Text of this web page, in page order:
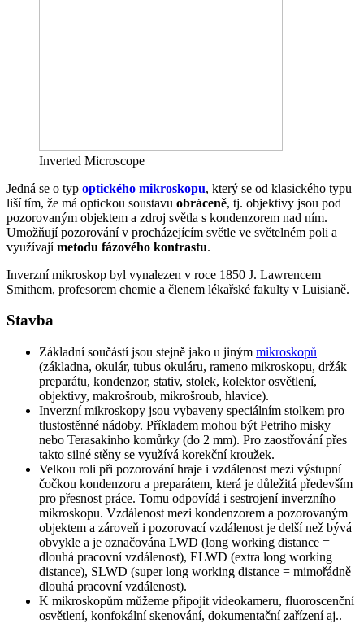
Inverted Microscope
Jedná se o typ optického mikroskopu, který se od klasického typu
liší tím, že má optickou soustavu obráceně, tj. objektivy jsou pod
pozorovaným objektem a zdroj světla s kondenzorem nad ním.
Umožňují pozorování v procházejícím světle ve světelném poli a
využívajímetodu fázového kontrastu.
Inverzní mikroskop byl vynalezen v roce 1850 J. Lawrencem
Smithem, profesorem chemie a členem lékařské fakulty v Luisianě.
Stavba
Základní součástí jsou stejně jako u jiným mikroskopů
(základna, okulár, tubus okuláru, rameno mikroskopu, držák
preparátu, kondenzor, stativ, stolek, kolektor osvětlení,
objektivy, makrošroub, mikrošroub, hlavice).
Inverzní mikroskopy jsou vybaveny speciálním stolkem pro
tlustostěnné nádoby. Příkladem mohou být Petriho misky
nebo Terasakinho komůrky (do 2 mm). Pro zaostřování přes
takto silné stěny se využívá korekční kroužek.
Velkou roli při pozorování hraje i vzdálenost mezi výstupní
čočkou kondenzoru a preparátem, která je důležitá především
pro přesnost práce. Tomu odpovídá i sestrojení inverzního
mikroskopu. Vzdálenost mezi kondenzorem a pozorovaným
objektem a zároveň i pozorovací vzdálenost je delší než bývá
obvykle a je označována LWD (long working distance =
dlouhá pracovní vzdálenost), ELWD (extra long working
distance), SLWD (super long working distance = mimořádně
dlouhá pracovní vzdálenost).
K mikroskopům můžeme připojit videokameru, fluoroscenční
osvětlení, konfokální skenování, dokumentační zařízení aj..